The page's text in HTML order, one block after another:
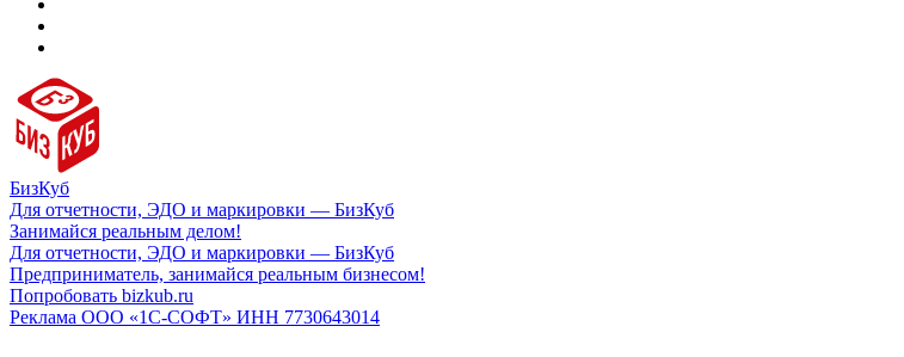
БизКуб
Для отчетности, ЭДО и маркировки — БизКуб
Занимайся реальным делом!
Для отчетности, ЭДО и маркировки — БизКуб
Предприниматель, занимайся реальным бизнесом!
Попробовать bizkub.ru
Реклама ООО «1С-СОФТ» ИНН 7730643014